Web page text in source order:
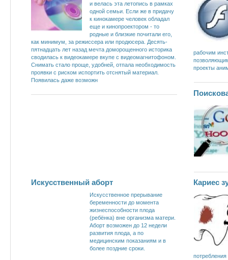
и велась эта летопись в рамках
одной семьи. Если же в придачу
к кинокамере человек обладал
еще и кинопроектором - то
родные и близкие почитали его,
как минимум, за режиссера или продюсера. Десять-
пятнадцать лет назад мечта доморощенного историка
сводилась к видеокамере вкупе с видеомагнитофоном.
Снимать стало проще, удобней, отпала необходимость
проявки с риском испортить отснятый материал.
Появилась даже возможн
рабочим
проекты
Искусственный аборт
Искусственное прерывание
беременности до момента
жизнеспособности плода
(ребёнка) вне организма матери.
Аборт возможен до 12 недели
развития плода, а по
медицинским показаниям и в
более поздние сроки.
Кариес